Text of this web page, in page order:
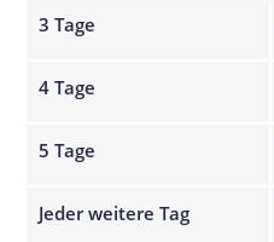
3 Tage
4 Tage
5 Tage
Jeder weitere Tag